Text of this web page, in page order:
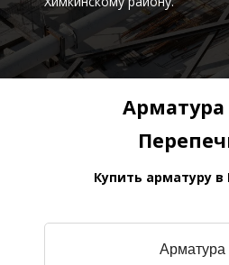
Купить арматуру в
Арматура